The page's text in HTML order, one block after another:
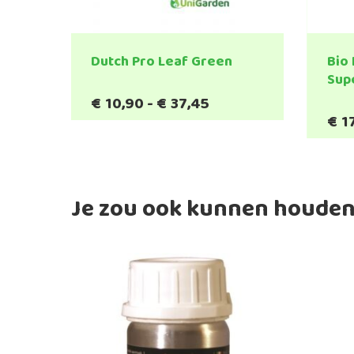
Dutch Pro Leaf Green
€ 10,90-€37,45
€10,90
Dit
product
Deze
optie
gekozen
worden
op
de
productpagina
Bio
€
Je zou ook kunnen